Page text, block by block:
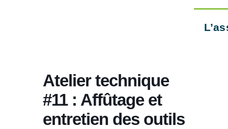
Atelier technique
#11 : Affûtage et
entretien des outils